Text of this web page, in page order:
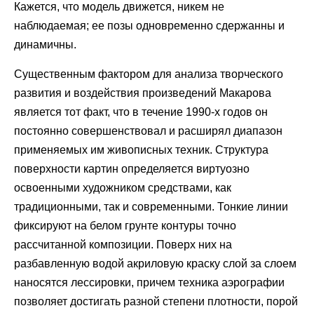
Кажется, что модель движется, никем не
наблюдаемая; ее позы одновременно сдержанны и
динамичны.
Существенным фактором для анализа творческого
развития и воздействия произведений Макарова
является тот факт, что в течение 1990-х годов он
постоянно совершенствовал и расширял диапазон
применяемых им живописных техник. Структура
поверхности картин определяется виртуозно
освоенными художником средствами, как
традиционными, так и современными. Тонкие линии
фиксируют на белом грунте контуры точно
рассчитанной композиции. Поверх них на
разбавленную водой акриловую краску слой за слоем
наносятся лессировки, причем техника аэрографии
позволяет достигать разной степени плотности, порой